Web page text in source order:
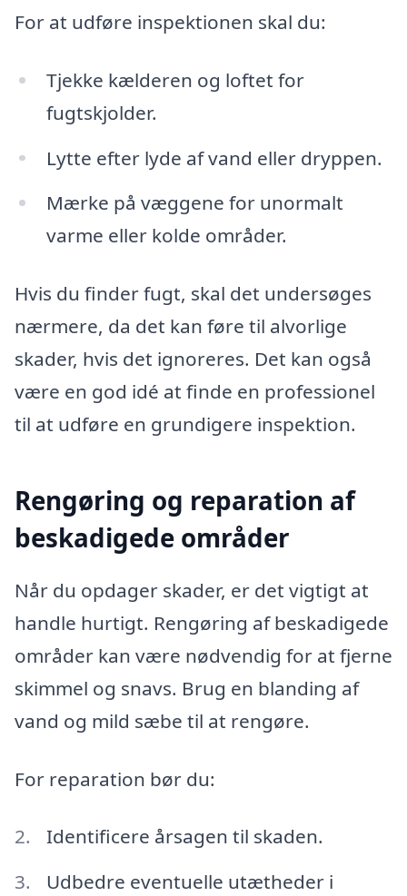
For at udføre inspektionen skal du:
Tjekke kælderen og loftet for
fugtskjolder.
Lytte efter lyde af vand eller dryppen.
Mærke på væggene for unormalt
varme eller kolde områder.
Hvis du finder fugt, skal det undersøges
nærmere, da det kan føre til alvorlige
skader, hvis det ignoreres. Det kan også
være en god idé at finde en professionel
til at udføre en grundigere inspektion.
Rengøring og reparation af
beskadigede områder
Når du opdager skader, er det vigtigt at
handle hurtigt. Rengøring af beskadigede
områder kan være nødvendig for at fjerne
skimmel og snavs. Brug en blanding af
vand og mild sæbe til at rengøre.
For reparation bør du:
Identificere årsagen til skaden.
Udbedre eventuelle utætheder i